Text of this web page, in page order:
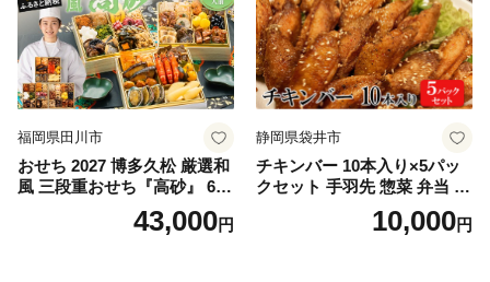
福岡県田川市
おせち 2027 博多久松 厳選和
風 三段重おせち『高砂』 6.5
寸 3段重 2～3人前 おせち料
理 重箱 お正月 冷凍おせち 縁
43,000円
静岡県袋井市
チキンバー 10本入り×5パッ
クセット 手羽先 惣菜 弁当 お
かず お酒 おつまみ ギフト キ
ャンプ アウトドア キャンプ
10,000円